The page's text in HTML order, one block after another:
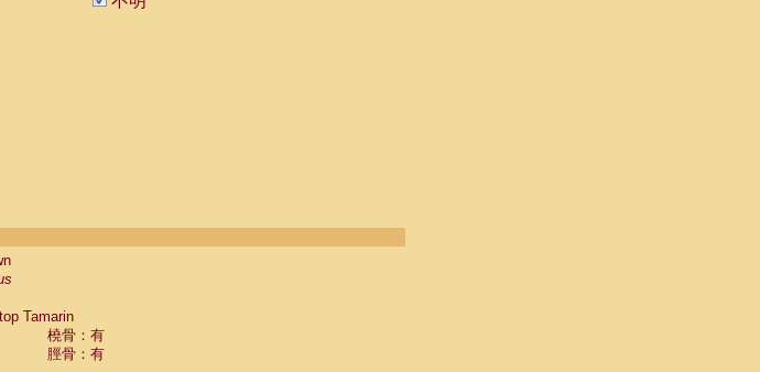
Tamarin
橈骨：有
脛骨：有